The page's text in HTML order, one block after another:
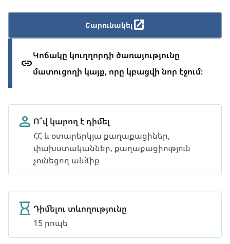
Շարունակել
Կոճակը կուղղորդի ծառայությունը
մատուցողի կայք, որը կբացվի նոր էջում։
Ո՞վ կարող է դիմել
ՀՀ և օտարերկյա քաղաքացիներ,
փախստականներ, քաղաքացիություն
չունեցող անձիք
Դիմելու տևողությունը
15 րոպե